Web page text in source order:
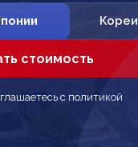
Кореи
стоимость
с политикой